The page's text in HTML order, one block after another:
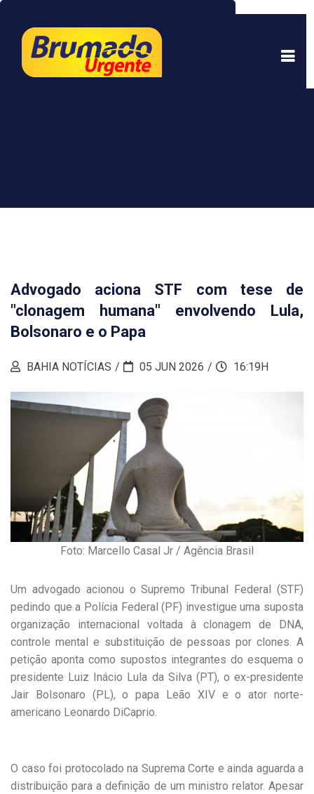
experiência. Ao continuar a navegar, você está
de acordo com isso.Saber mais.
Advogado aciona STF com tese de
"clonagem humana" envolvendo Lula,
Bolsonaro e o Papa
BAHIA NOTÍCIAS 05 JUN 2026 16:19H
Foto: Marcello Casal Jr / Agência Brasil
Um advogado acionou o Supremo Tribunal Federal (STF)
pedindo que a Polícia Federal (PF) investigue uma suposta
organização internacional voltada à clonagem de DNA,
controle mental e substituição de pessoas por clones. A
petição aponta como supostos integrantes do esquema o
presidente Luiz Inácio Lula da Silva (PT), o ex-presidente
Jair Bolsonaro (PL), o papa Leão XIV e o ator norte-
americano Leonardo DiCaprio.
O caso foi protocolado na Suprema Corte e ainda aguarda a
distribuição para a definição de um ministro relator. Apesar